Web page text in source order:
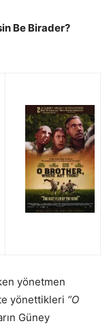
Be Birader?
yönetmen
yönettikleri “O
Güney